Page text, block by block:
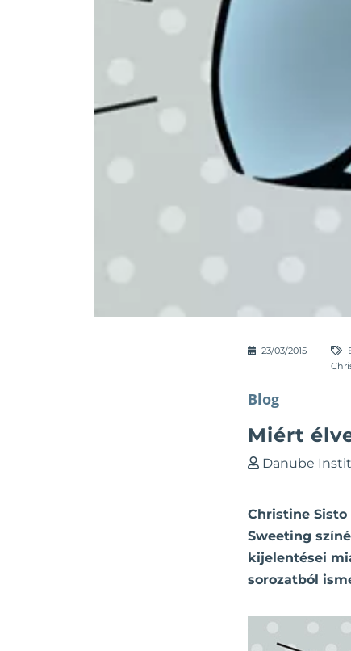
23/03/2015
Blog
Miért
Danube
Christine
Sweeting
kijelentései
sorozatból